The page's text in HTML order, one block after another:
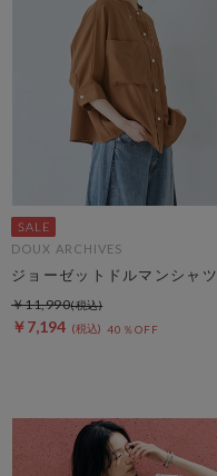
DOUX ARCHIVES
ジョーゼットドルマンシャツ
￥7,194 40％OFF
￥11,990